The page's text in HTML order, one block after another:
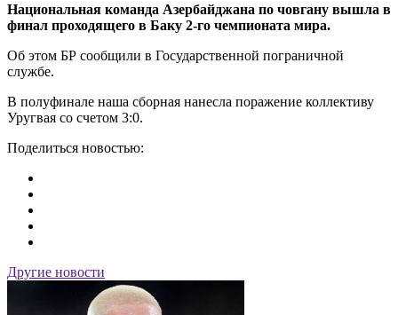
Национальная команда Азербайджана по човгану вышла в
финал проходящего в Баку 2-го чемпионата мира.
Об этом БР сообщили в Государственной пограничной
службе.
В полуфинале наша сборная нанесла поражение коллективу
Уругвая со счетом 3:0.
Поделиться новостью:
Другие новости